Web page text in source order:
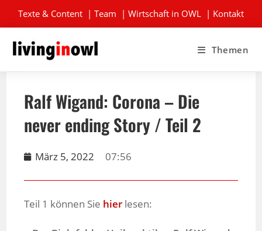
Texte & Content | Team | Wirtschaft in OWL | Kontakt
Themen
Ralf Wigand: Corona – Die
never ending Story / Teil 2
März 5, 2022 07:56
Teil 1 können Sie hier lesen: